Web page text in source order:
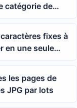
catégorie de
fixes à
en une seule
textuels
les pages de
JPG par lots